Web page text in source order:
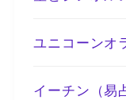
ユニコーンオ
イーチン（易